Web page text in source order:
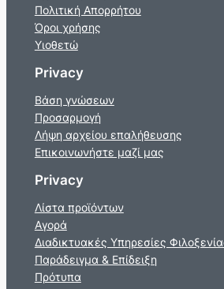
Πολιτική Απορρήτου
Όροι χρήσης
Υιοθετώ
Privacy
Βάση γνώσεων
Προσαρμογή
Λήψη αρχείου επαλήθευσης
Επικοινωνήστε μαζί μας
Privacy
Λίστα προϊόντων
Αγορά
Διαδικτυακές Υπηρεσίες
Παράδειγμα & Επίδειξη
Πρότυπα